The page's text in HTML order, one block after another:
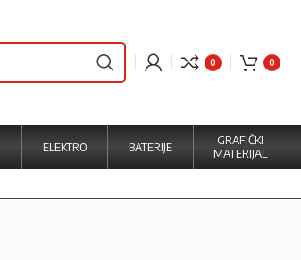
0 0
ELEKTRO BATERIJE
GRAFIČKI
MATERIJAL